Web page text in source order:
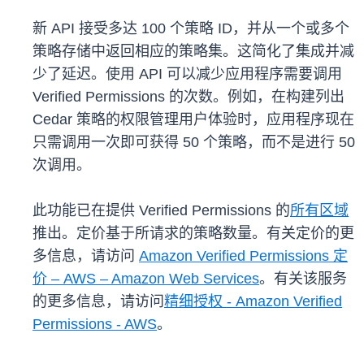
新 API 接受多达 100 个策略 ID，并从一个或多个
策略存储中返回相应的策略集。这简化了集成并减
少了延迟。使用 API 可以减少应用程序需要调用
Verified Permissions 的次数。例如，在构建列出
Cedar 策略的权限管理用户体验时，应用程序现在
只需调用一次即可获得 50 个策略，而不是进行 50
次调用。
此功能已在提供 Verified Permissions 的所有区域
推出。定价基于所请求的策略数量。有关定价的更
多信息，请访问 Amazon Verified Permissions 定
价 – AWS – Amazon Web Services。有关该服务
的更多信息，请访问 精细授权 - Amazon Verified
Permissions - AWS。